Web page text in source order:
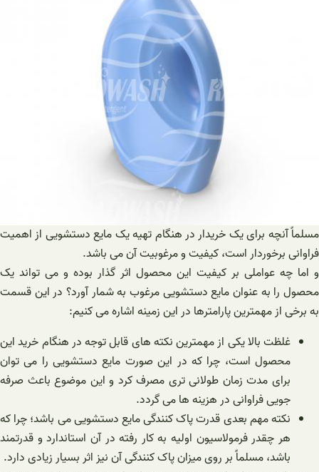
مسلماً آنچه برای یک خریدار در هنگام تهیه یک مایع دستشویی از اهمیت
فراوانی برخوردار است، کیفیت و مرغوبیت آن می باشد.
و اما چه عواملی بر کیفیت این محصول اثر گذار بوده و می تواند یک
محصول را به عنوان مایع دستشویی مرغوب به شمار آورد؟ در این قسمت
به برخی از مهمترین پارامترها در این زمینه اشاره می کنیم:
غلظت بالا یکی از مهمترین نکته های قابل توجه در هنگام خرید این
محصول است، چرا که در این صورت مایع دستشویی را می توان
برای مدت زمان طولانی تری مصرف کرد و این موضوع باعث صرفه
جویی فراوانی در هزینه ها می گردد.
نکته مهم بعدی قدرت پاک کنندگی مایع دستشویی می باشد؛ چرا که
هر چقدر فرمولاسیون اولیه به کار رفته در آن استاندارد و قدرتمند
باشد، مسلماً بر روی میزان پاک کنندگی آن نیز اثر بسیار زیادی دارد.